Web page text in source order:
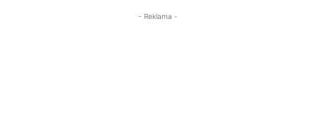
- Reklama -